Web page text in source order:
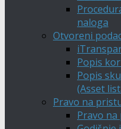
naloga
Otvoreni
Popis
Popis
(Asset
Pravo na
Pravo